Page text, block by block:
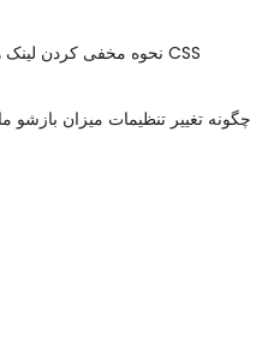
نحوه مخفی کردن لینک ها با استفاده از CSS
چگونه تغییر تنظیمات میزان بازشو